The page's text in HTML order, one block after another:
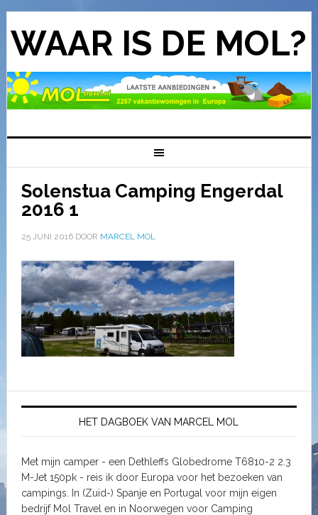
WAAR IS DE MOL?
Solenstua Camping Engerdal
2016 1
25 JUNI 2016DOOR MARCEL MOL
HET DAGBOEK VAN MARCEL MOL
Met mijn camper - een Dethleffs Globedrome T6810-2 2.3
M-Jet 150pk - reis ik door Europa voor het bezoeken van
campings. In (Zuid-) Spanje en Portugal voor mijn eigen
bedrijf Mol Travel en in Noorwegen voor Camping